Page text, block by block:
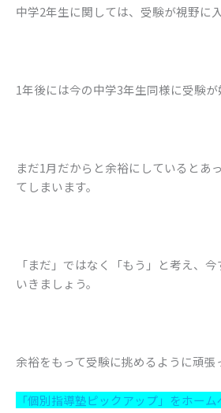
中学2年生に関しては、受験が視野に
1年後には今の中学3年生同様に受験が
まだ1月だからと余裕にしているとあ
てしまいます。
「まだ」ではなく「もう」と考え、
いきましょう。
余裕をもって受験に挑めるように頑張
「個別指導塾ピックアップ」をホー